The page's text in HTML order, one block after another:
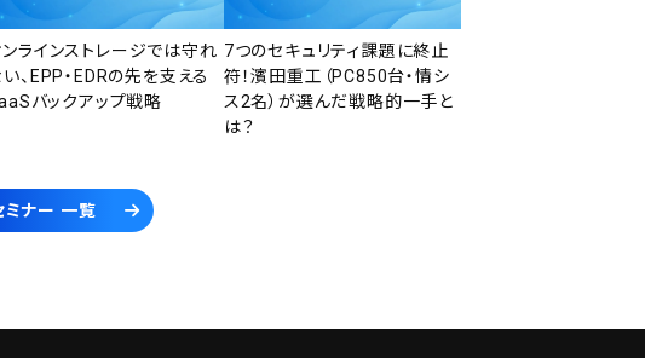
ンラインストレージでは守れ
、EPP・EDRの先を支える
バックアップ戦略
7つのセキュリティ課題に終止
符！濱田重工（PC850台・情シ
ス2名）が選んだ戦略的一手と
は？
ミナー 一覧